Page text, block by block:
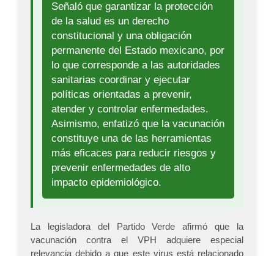
Señaló que garantizar la protección
de la salud es un derecho
constitucional y una obligación
permanente del Estado mexicano, por
lo que corresponde a las autoridades
sanitarias coordinar y ejecutar
políticas orientadas a prevenir,
atender y controlar enfermedades.
Asimismo, enfatizó que la vacunación
constituye una de las herramientas
más eficaces para reducir riesgos y
prevenir enfermedades de alto
impacto epidemiológico.
La legisladora del Partido Verde afirmó que la
vacunación contra el VPH adquiere especial
relevancia debido a que este virus está relacionado